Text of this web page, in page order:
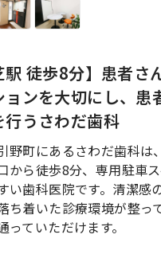
駅 徒歩8分】患者さ
ョンを大切にし、患
行うさわだ歯科
野町にあるさわだ歯科は
から徒歩8分、専用駐車
い歯科医院です。清潔感
ち着いた診療環境が整っ
っていただけます。